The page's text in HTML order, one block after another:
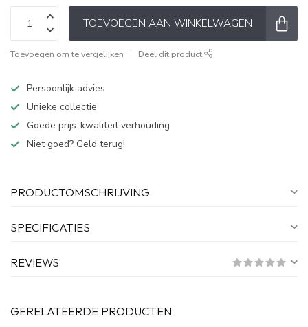
TOEVOEGEN AAN WINKELWAGEN
Toevoegen om te vergelijken Deel dit product
Persoonlijk advies
Unieke collectie
Goede prijs-kwaliteit verhouding
Niet goed? Geld terug!
PRODUCTOMSCHRIJVING
SPECIFICATIES
REVIEWS
GERELATEERDE PRODUCTEN